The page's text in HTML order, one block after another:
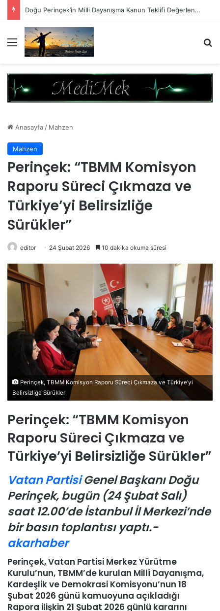
Bu Çerçeve Çözümün Değil Monarşi Anayasasının Çerçevesidir
Menü
Anasayfa / Mahzen
Mahzen
Perinçek: “TBMM Komisyon
Raporu Süreci Çıkmaza ve
Türkiye’yi Belirsizliğe
Sürükler”
editor 24 Şubat 2026 10 dakika okuma süresi
Perinçek, TBMM Komisyon Raporu Süreci Çıkmaza ve Türkiye’yi
Belirsizliğe Sürükler
Perinçek: “TBMM Komisyon
Raporu Süreci Çıkmaza ve
Türkiye’yi Belirsizliğe Sürükler”
Vatan PartisiGenel Başkanı Doğu
Perinçek, bugün (24 Şubat Salı)
saat 12.00’de İstanbul İl Merkezi’nde
bir basın toplantısı yaptı.-
akarhaber
Perinçek, Vatan Partisi Merkez Yürütme
Kurulu’nun, TBMM’de kurulan Millî Dayanışma,
Kardeşlik ve Demokrasi Komisyonu’nun 18
Şubat 2026 günü kamuoyuna açıkladığı
Rapora ilişkin 21 Şubat 2026 günlü kararını